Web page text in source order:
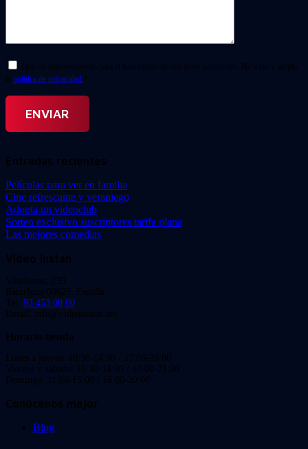
Doy mi consentimiento para el tratamiento de mis datos personales. He leído y acepto
la política de privacidad. *
Entradas recientes
Películas para ver en familia
Cine refrescante y veraniego
Adopta un videoclub
Sorteo exclusivo suscriptores tarifa plana
Las mejores comedias
Video Instan
Viladomat, 239
Barcelona 08029. España.
Tel: 93 453 00 00
Email: info@videoinstan.net
Horario tienda
Lunes a jueves: 10:30-14:00 / 17:00-20:00
Viernes y sábado: 10:30-14:00 / 17:00-21:00
Domingo: 11:00-15:00 / 16:00-20:00
Conócenos mejor
Blog